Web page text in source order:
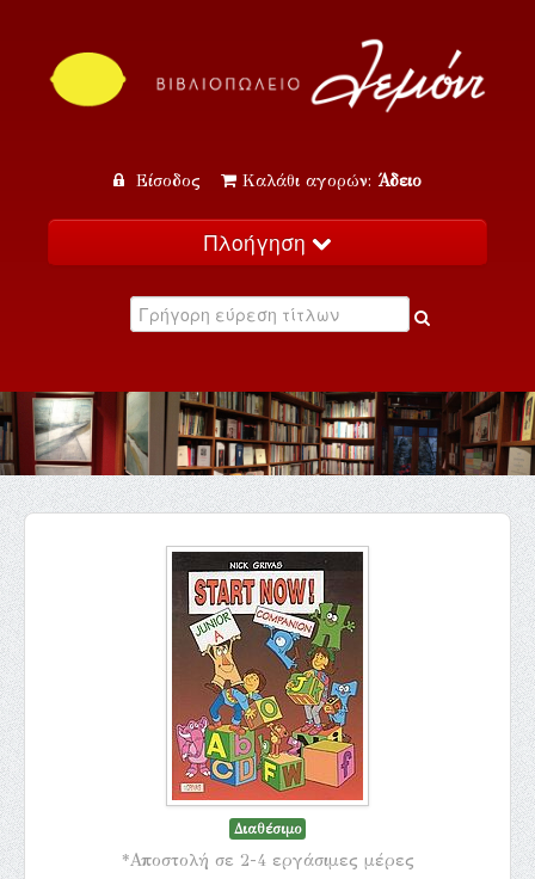
Είσοδος Καλάθι αγορών: Άδειο
Πλοήγηση
Κατάλογος
Εκδηλώσεις
Επικοινωνία
Διαθέσιμο
*Αποστολή σε 2-4 εργάσιμες μέρες